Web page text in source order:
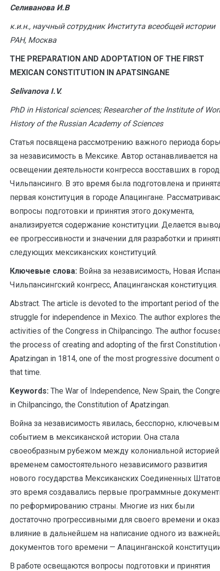
Селиванова И.В
к.и.н., научный сотрудник Института всеобщей истории
РАН, Москва
THE PREPARATION AND ADOPTATION OF THE FIRST
MEXICAN CONSTITUTION IN APATSINGANE
Selivanova I.V.
PhD in Historical sciences; Researcher of the Institute of
History of the Russian Academy of Sciences
Статья посвящена рассмотрению важного периода
за независимость в Мексике. Автор останавливается на
освещении деятельности конгресса восставших в
Чильпансинго. В это время была подготовлена и
первая конституция в городе Апацингане.
вопросы подготовки и принятия этого документа,
анализируется содержание конституции. Делается
ее прогрессивности и значении для разработки и
следующих мексиканских конституций.
Ключевые слова: Война за независимость, Новая
Чильпансингский конгресс, Апацинганская конституция.
Abstract. The article is devoted to the important period of the
struggle for independence in Mexico. The author explores the
activities of the Congress in Chilpancingo. The author
the process of creating and adopting of the first Constitution
Apatzingan in 1814, one of the most progressive document
that time.
Keywords: The War of Independence, New Spain, the
in Chilpancingo, the Constitution of Apatzingan.
Война за независимость явилась, бесспорно, ключевым
событием в мексиканской истории. Она стала
своеобразным рубежом между колониальной
временем самостоятельного независимого развития
нового государства Мексиканских Соединенных
это время создавались первые программные
по реформированию страны. Многие из них были
достаточно прогрессивными для своего времени и
влияние в дальнейшем на написание одного из
документов того времени — Апацинганской
В работе освещаются вопросы подготовки и принятия